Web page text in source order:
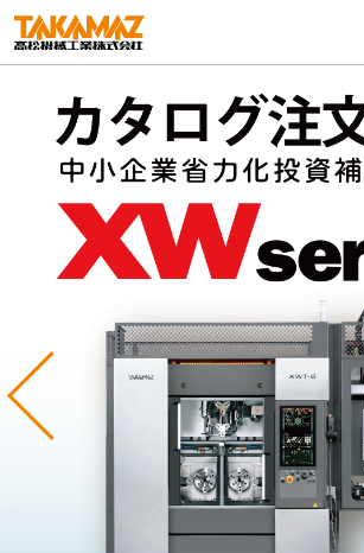
各種お問い合わせ・部品注文
採用に関してはこちらから
企業情報
展示会・イベント
コラム
製品ラインナップ
Previous